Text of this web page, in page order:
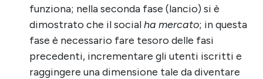
funziona; nella seconda fase (lancio) si è
dimostrato che il socialha mercato; in questa
fase è necessario fare tesoro delle fasi
precedenti, incrementare gli utenti iscritti e
raggingere una dimensione tale da diventare